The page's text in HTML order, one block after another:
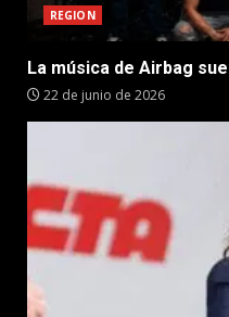
REGION
La música de Airbag
22 de junio de 2026